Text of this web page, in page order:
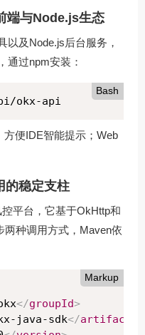
端与Node.js生态
以及Node.js后台服务，
，通过npm安装：
Bash
okx-api
方便IDE智能提示；Web
的稳定支柱
平台，它基于OkHttp和
种调用方式，Maven依
Markup
</groupId>
java-sdk</artifactId